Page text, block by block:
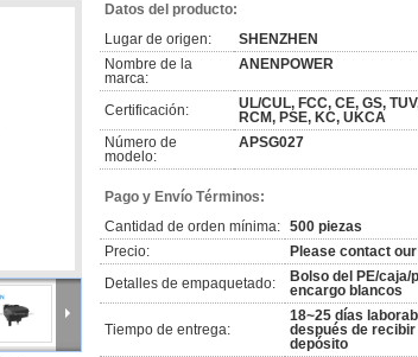
Datos del producto:
Lugar de origen:
SHENZHEN
Nombre de la
marca:
ANENPOWER
Certificación:
UL/CUL, FCC, CE, GS,
RCM, PSE, KC, UKCA
Número de
modelo:
APSG027
Pago y Envío Términos:
Cantidad de orden mínima: 500 piezas
Precio:
Please contact
Detalles de empaquetado:
Bolso del PE/caja/
encargo blancos
Tiempo de entrega:
18~25 días
después de recibir
depósito